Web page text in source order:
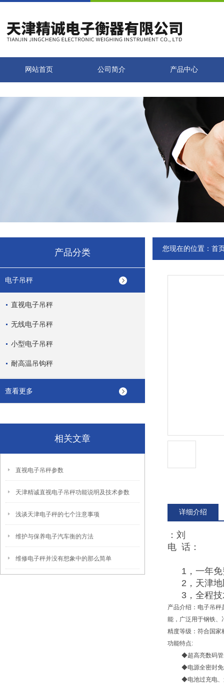
网站首页 公司简介 产品中心
产品分类
电子吊秤
直视电子吊秤
无线电子吊秤
小型电子吊秤
耐高温吊钩秤
查看更多
相关文章
直视电子吊秤参数
天津精诚直视电子吊秤功能说明及技术参数
浅谈天津电子秤的七个注意事项
维护与保养电子汽车衡的方法
维修电子秤并没有想象中的那么简单
您现在的位置： 首
详细介绍
：刘
电 话：
1，一年
2，天津
3，全程
产品介绍：电子吊
能，广泛用于钢铁、
精度等级：符合国
功能特点:
◆超高亮数码管
◆电源全密封免
◆电池过充电、